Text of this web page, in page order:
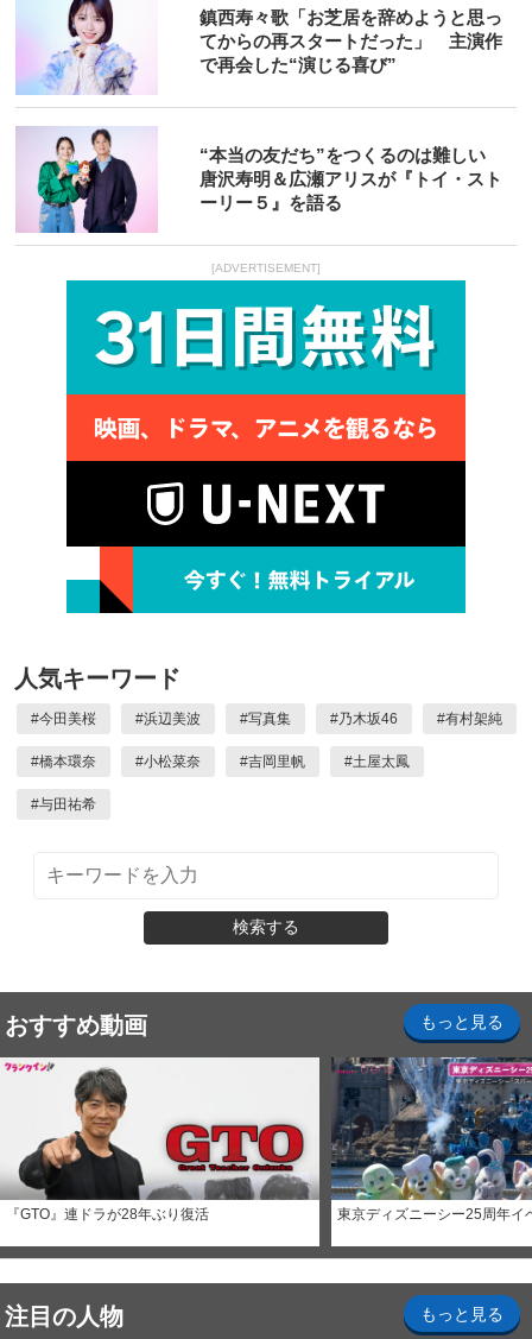
鎮西寿々歌「お芝居を辞めようと思っ
てからの再スタートだった」 主演作
で再会した“演じる喜び”
“本当の友だち”をつくるのは難しい
唐沢寿明＆広瀬アリスが『トイ・スト
ーリー５』を語る
[ADVERTISEMENT]
人気キーワード
#今田美桜 #浜辺美波 #写真集 #乃木坂46 #有村架純
#橋本環奈 #小松菜奈 #吉岡里帆 #土屋太鳳
#与田祐希
検索する
おすすめ動画 もっと見る
『GTO』連ドラが28年ぶり復活 東京ディズニーシー25周年イ
注目の人物 もっと見る